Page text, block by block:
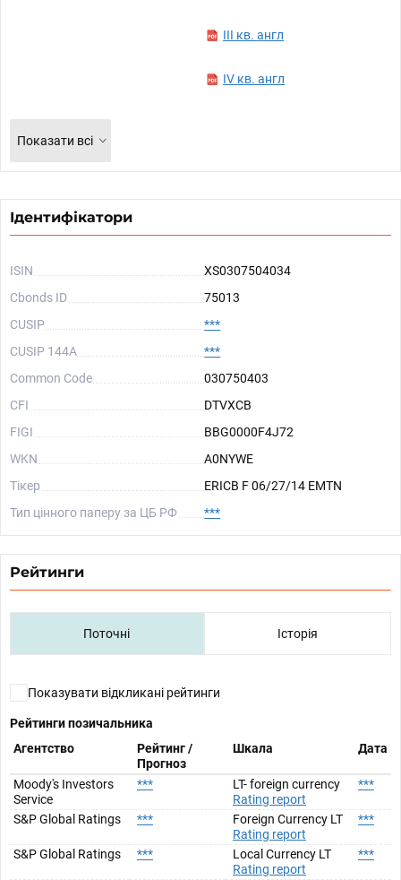
III кв. англ
IV кв. англ
Показати всі
Ідентифікатори
ISIN
XS0307504034
Cbonds ID
75013
CUSIP
***
CUSIP 144A
***
Common Code
030750403
CFI
DTVXCB
FIGI
BBG0000F4J72
WKN
A0NYWE
Тікер
ERICB F 06/27/14 EMTN
Тип цінного паперу за ЦБ РФ
***
Рейтинги
Поточні Історія
Показувати відкликані рейтинги
Рейтинги позичальника
Агентство
Рейтинг /
Прогноз
Шкала Дата
Moody's Investors
Service
***
LT- foreign currency
Rating report
***
S&P Global Ratings ***
Foreign Currency LT
Rating report
***
S&P Global Ratings ***
Local Currency LT
Rating report
***